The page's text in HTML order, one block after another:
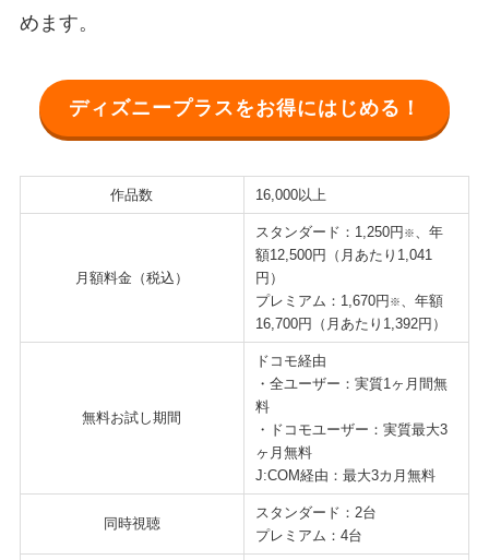
めます。
ディズニープラスをお得にはじめる！
作品数 16,000以上
月額料金（税込）
スタンダード：1,250円 ※、年
額12,500円（月あたり1,041
円）
プレミアム：1,670円 ※、年額
16,700円（月あたり1,392円）
無料お試し期間
ドコモ経由
・全ユーザー：実質1ヶ月間無
料
・ドコモユーザー：実質最大3
ヶ月無料
J:COM経由：最大3カ月無料
同時視聴
スタンダード：2台
プレミアム：4台